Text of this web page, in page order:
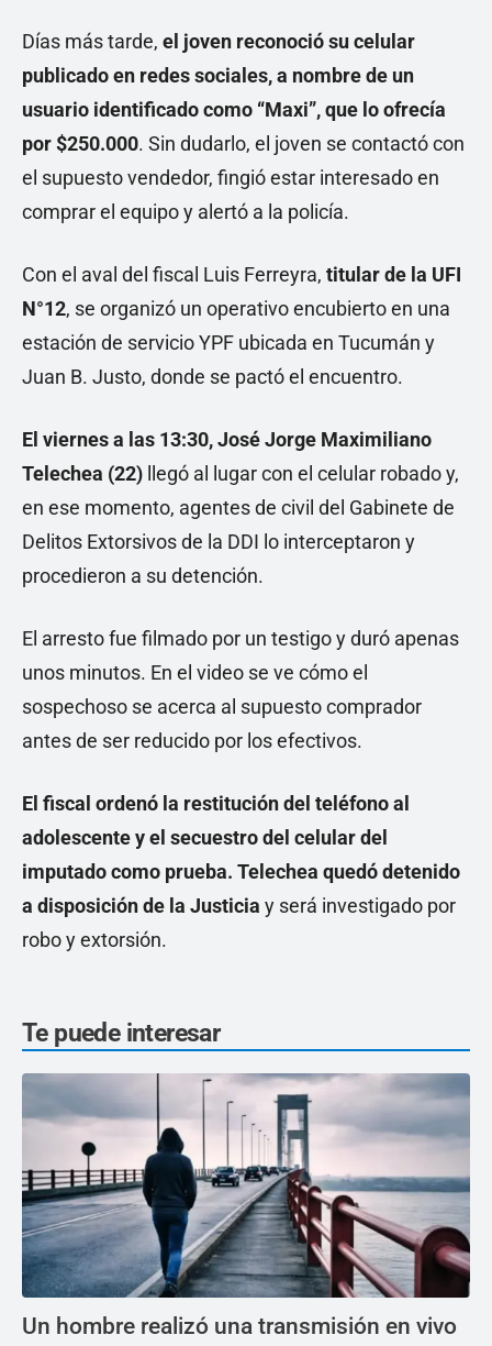
Días más tarde, el joven reconoció su celular
publicado en redes sociales, a nombre de un
usuario identificado como “Maxi”, que lo ofrecía
por $250.000. Sin dudarlo, el joven se contactó con
el supuesto vendedor, fingió estar interesado en
comprar el equipo y alertó a la policía.
Con el aval del fiscal Luis Ferreyra, titular de la UFI
N°12, se organizó un operativo encubierto en una
estación de servicio YPF ubicada en Tucumán y
Juan B. Justo, donde se pactó el encuentro.
El viernes a las 13:30, José Jorge Maximiliano
Telechea (22) llegó al lugar con el celular robado y,
en ese momento, agentes de civil del Gabinete de
Delitos Extorsivos de la DDI lo interceptaron y
procedieron a su detención.
El arresto fue filmado por un testigo y duró apenas
unos minutos. En el video se ve cómo el
sospechoso se acerca al supuesto comprador
antes de ser reducido por los efectivos.
El fiscal ordenó la restitución del teléfono al
adolescente y el secuestro del celular del
imputado como prueba. Telechea quedó detenido
a disposición de la Justicia y será investigado por
robo y extorsión.
Te puede interesar
Un hombre realizó una transmisión en vivo